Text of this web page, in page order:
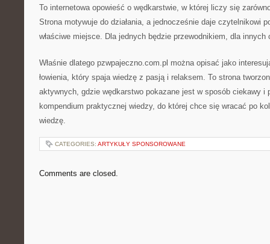
To internetowa opowieść o wędkarstwie, w której liczy się
Strona motywuje do działania, a jednocześnie daje czytelnikowi
właściwe miejsce. Dla jednych będzie przewodnikiem, dla
Właśnie dlatego pzwpajeczno.com.pl można opisać jako
łowienia, który spaja wiedzę z pasją i relaksem. To strona
aktywnych, gdzie wędkarstwo pokazane jest w sposób ciekawy i
kompendium praktycznej wiedzy, do której chce się wracać po
wiedzę.
CATEGORIES: ARTYKUŁY SPONSOROWANE
Comments are closed.